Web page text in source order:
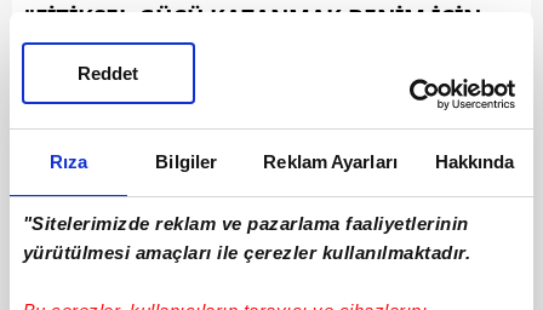
Rıza Bilgiler Reklam Ayarları Hakkında
"Sitelerimizde reklam ve pazarlama faaliyetlerinin
yürütülmesi amaçları ile çerezler kullanılmaktadır.
Reddet
"FİZİKSEL GÜCÜ KAZANMAK BENİM İÇİN
DAHA KOLAY"
Bu yalnızlığın kendi zihinsel dayanıklılığı
açısından da bir sınav olduğunu kaydeden
Handal, "Şunu öğrendim ki dağlarda bir ekip
istiyorum ve buna ihtiyacım var. Evet kendim
yapabilirim ama bunu istemiyorum çünkü
yalnızken tecrübelerini ya da hislerini